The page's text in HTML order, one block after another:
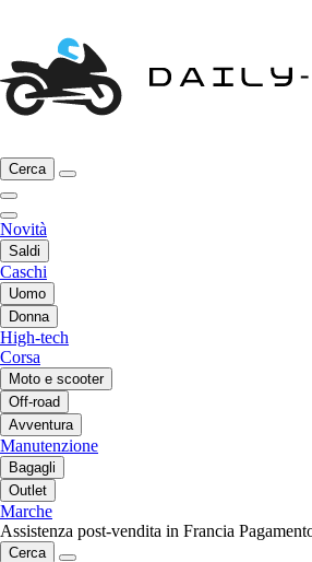
Cerca
Novità
Saldi
Caschi
Uomo
Donna
High-tech
Corsa
Moto e scooter
Off-road
Avventura
Manutenzione
Bagagli
Outlet
Marche
Assistenza post-vendita in Francia
Cerca